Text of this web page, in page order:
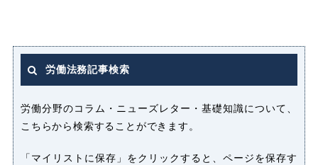
労働法務記事検索
労働分野のコラム・ニューズレター・基礎知識について、
こちらから検索することができます。
「マイリストに保存」をクリックすると、ページを保存す